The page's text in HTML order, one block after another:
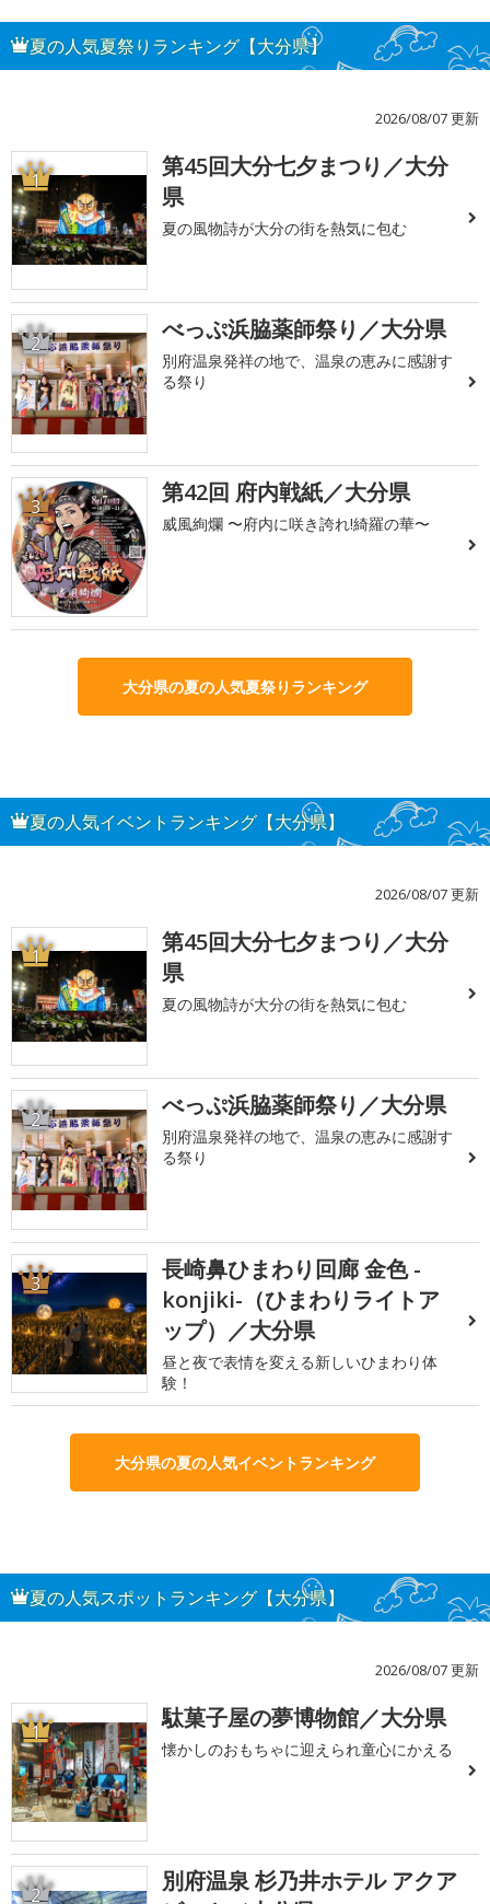
夏の人気夏祭りランキング【大分県】
2026/08/07 更新
1
第45回大分七夕まつり／大分
県
夏の風物詩が大分の街を熱気に包む
2 べっぷ浜脇薬師祭り／大分県
別府温泉発祥の地で、温泉の恵みに感謝す
る祭り
3 第42回 府内戦紙／大分県
威風絢爛 〜府内に咲き誇れ!綺羅の華〜
大分県の夏の人気夏祭りランキング
夏の人気イベントランキング【大分県】
2026/08/07 更新
1
第45回大分七夕まつり／大分
県
夏の風物詩が大分の街を熱気に包む
2 べっぷ浜脇薬師祭り／大分県
別府温泉発祥の地で、温泉の恵みに感謝す
る祭り
3
長崎鼻ひまわり回廊 金色 -
konjiki-（ひまわりライトア
ップ）／大分県
昼と夜で表情を変える新しいひまわり体
験！
大分県の夏の人気イベントランキング
夏の人気スポットランキング【大分県】
2026/08/07 更新
1 駄菓子屋の夢博物館／大分県
懐かしのおもちゃに迎えられ童心にかえる
2
別府温泉 杉乃井ホテル アクア